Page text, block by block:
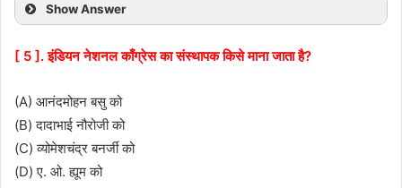
Show Answer
[ 5 ]. इंडियन नेशनल काँग्रेस का संस्थापक किसे माना जाता है?
(A) आनंदमोहन बसु को
(B) दादाभाई नौरोजी को
(C) व्योमेशचंद्र बनर्जी को
(D) ए. ओ. ह्यूम को